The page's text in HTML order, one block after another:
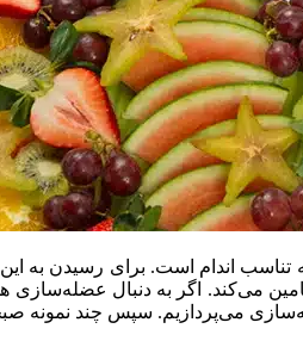
اندام است. برای رسیدن به این
می‌کند. اگر به دنبال
می‌پردازیم. سپس چند نمونه